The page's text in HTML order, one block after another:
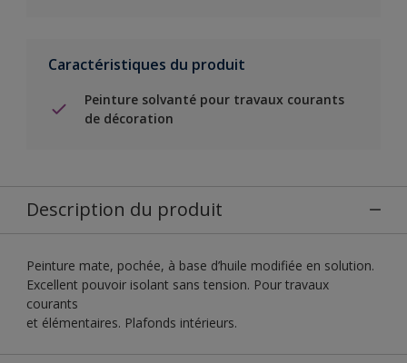
Caractéristiques du produit
Peinture solvanté pour travaux courants
de décoration
Description du produit
Peinture mate, pochée, à base d’huile modifiée en solution.
Excellent pouvoir isolant sans tension. Pour travaux
courants
et élémentaires. Plafonds intérieurs.